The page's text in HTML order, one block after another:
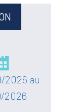
2026 au
2026